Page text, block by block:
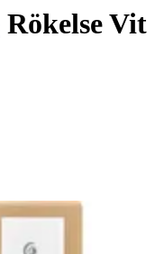
Rökelse Vit